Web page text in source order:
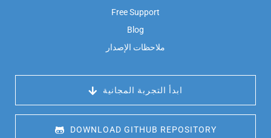
Free Support
Blog
ملاحظات الإصدار
ابدأ التجربة المجانية
DOWNLOAD GITHUB REPOSITORY